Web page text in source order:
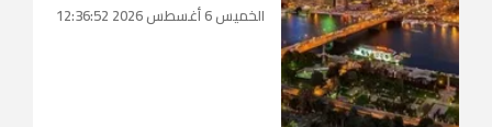
الخميس 6 أغسطس 2026 12:36:52